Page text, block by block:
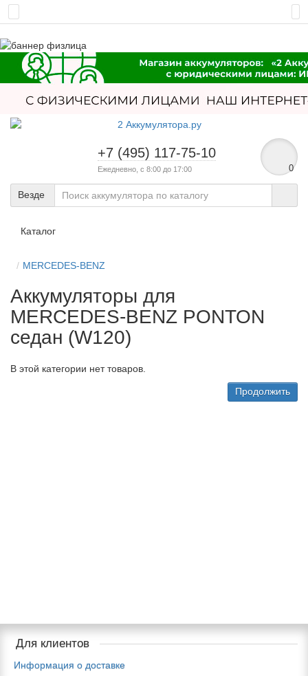
+7 (495) 117-75-10
Ежедневно, с 8:00 до 17:00 0
Везде
Каталог
MERCEDES-BENZ
Аккумуляторы для
MERCEDES-BENZ PONTON
седан (W120)
В этой категории нет товаров.
Продолжить
Для клиентов
Информация о доставке